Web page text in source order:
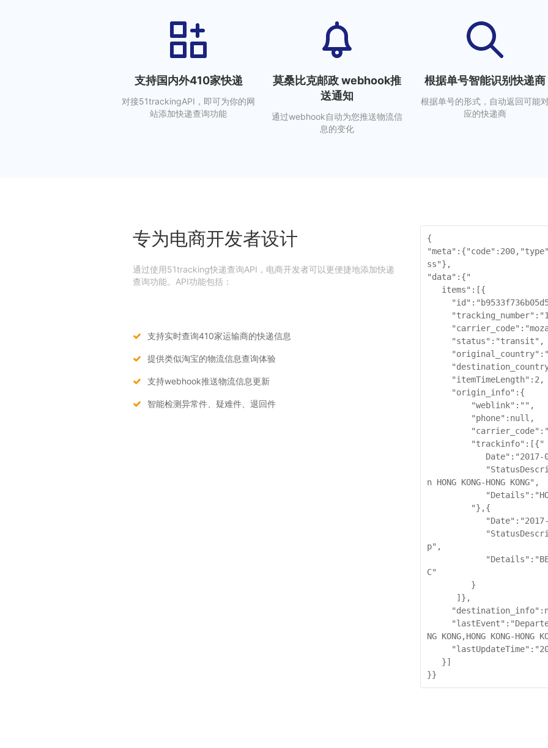
支持国内外410家快递
对接51trackingAPI，即可为你的网
站添加快递查询功能
莫桑比克邮政 webhook推
送通知
通过webhook自动为您推送物流信
息的变化
根据单号智能识别快递商
根据单号的形式，自动返回可能
应的快递商
专为电商开发者设计
通过使用51tracking快递查询API，电商开发者可以更便捷地添加快递
查询功能。API功能包括：
支持实时查询410家运输商的快递信息
提供类似淘宝的物流信息查询体验
支持webhook推送物流信息更新
智能检测异常件、疑难件、退回件
{
ss"},
"data":{"
n HONG KONG-HONG KONG",
p",
C"
NG KONG,HONG KONG-
}}